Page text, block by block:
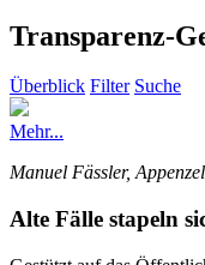
Transparenz-
Überblick Filter Suche
Mehr...
Manuel Fässler,
Alte Fälle stapeln